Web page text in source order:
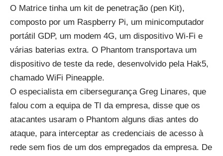
O Matrice tinha um kit de penetração (pen Kit),
composto por um Raspberry Pi, um minicomputador
portátil GDP, um modem 4G, um dispositivo Wi-Fi e
várias baterias extra. O Phantom transportava um
dispositivo de teste da rede, desenvolvido pela Hak5,
chamado WiFi Pineapple.
O especialista em cibersegurança Greg Linares, que
falou com a equipa de TI da empresa, disse que os
atacantes usaram o Phantom alguns dias antes do
ataque, para interceptar as credenciais de acesso à
rede sem fios de um dos empregados da empresa. De